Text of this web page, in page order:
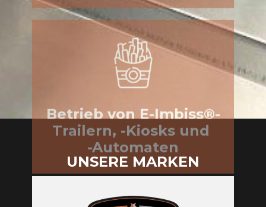
Betrieb von E-Imbiss®-
Trailern, -Kiosks und
-Automaten
UNSERE MARKEN